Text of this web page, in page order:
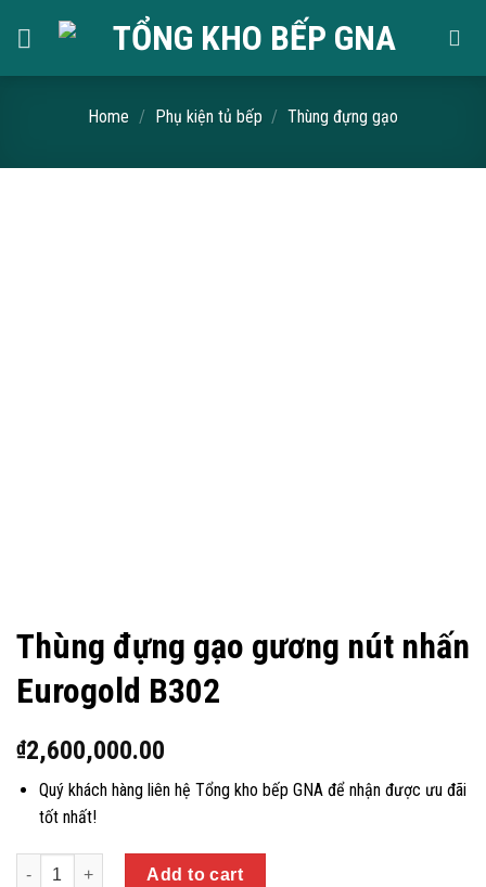
Home / Phụ kiện tủ bếp / Thùng đựng gạo
Thùng đựng gạo gương nút nhấn
Eurogold B302
₫2,600,000.00
Quý khách hàng liên hệ Tổng kho bếp GNA để nhận được ưu đãi
tốt nhất!
Quantity
Add to cart